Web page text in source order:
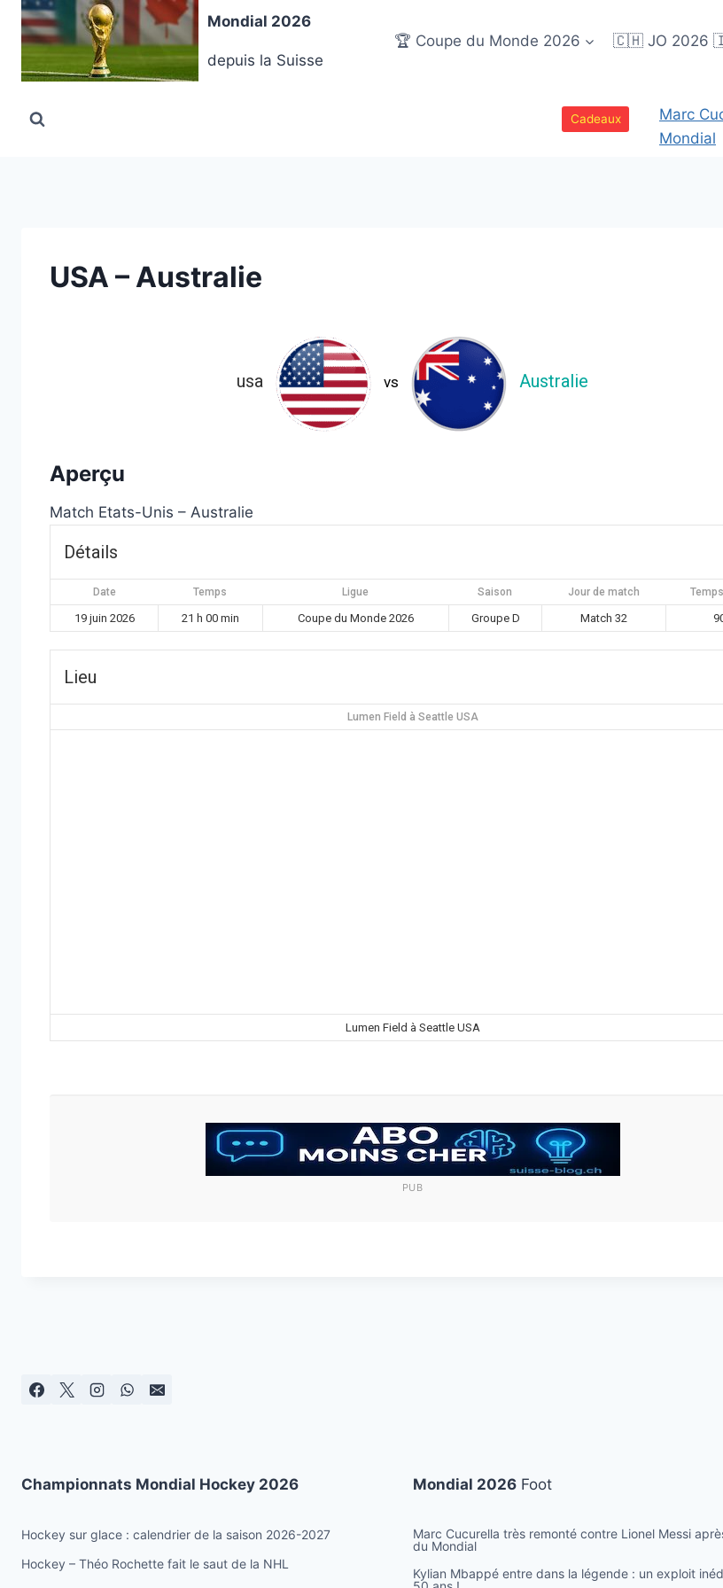
Aller
Mondial 2026
depuis la Suisse
🏆 Coupe du Monde 2026 🇨🇭 JO 2026
Cadeaux
Marc
Mondial
USA – Australie
usa vs Australie
Aperçu
Match Etats-Unis – Australie
Détails
Date Temps Ligue Saison Jour de match
19 juin 2026 21 h 00 min Coupe du Monde 2026 Groupe D Match 32
Lieu
Lumen Field à Seattle USA
Lumen Field à Seattle USA
PUB
Championnats Mondial Hockey 2026
Hockey sur glace : calendrier de la saison 2026-2027
Hockey – Théo Rochette fait le saut de la NHL
Mondial 2026 Foot
Marc Cucurella très remonté contre Lionel Messi
du Mondial
Kylian Mbappé entre dans la légende : un exploit